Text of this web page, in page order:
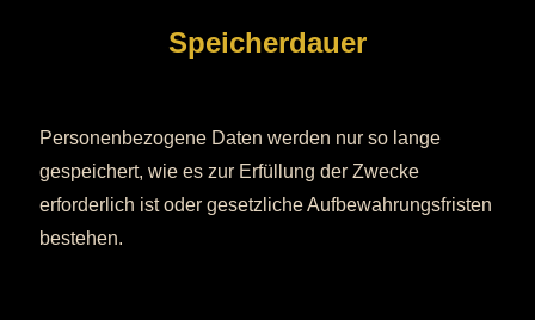
Speicherdauer
Personenbezogene Daten werden nur so lange
gespeichert, wie es zur Erfüllung der Zwecke
erforderlich ist oder gesetzliche Aufbewahrungsfristen
bestehen.